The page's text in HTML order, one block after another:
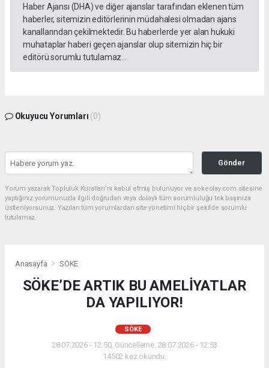
Haber Ajansı (DHA) ve diğer ajanslar tarafından eklenen tüm
haberler, sitemizin editörlerinin müdahalesi olmadan ajans
kanallarından çekilmektedir. Bu haberlerde yer alan hukuki
muhataplar haberi geçen ajanslar olup sitemizin hiç bir
editörü sorumlu tutulamaz...
Okuyucu Yorumları (0)
Gönder
Yorum yazarak Topluluk Kuralları’nı kabul etmiş bulunuyor ve sokeolay.com sitesine
yaptığınız yorumunuzla ilgili doğrudan veya dolaylı tüm sorumluluğu tek başınıza
üstleniyorsunuz. Yazılan tüm yorumlardan site yönetimi hiçbir şekilde sorumlu
tutulamaz.
Anasayfa SÖKE
SÖKE’DE ARTIK BU AMELİYATLAR
DA YAPILIYOR!
SÖKE
28.07.2026 - 12:50, Güncelleme: 28.07.2026 - 12:53
14502 kez okundu.